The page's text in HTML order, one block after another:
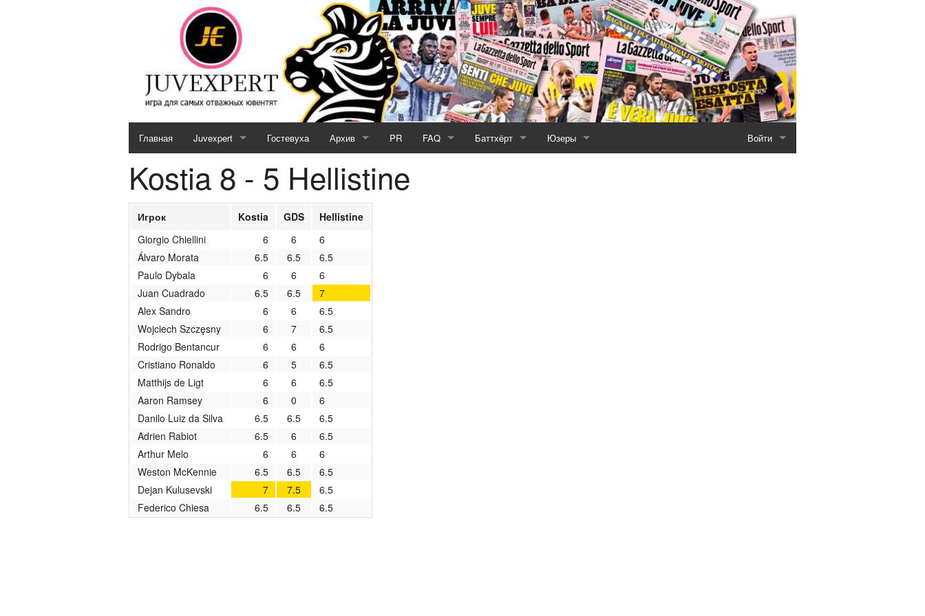
Главная Juvexpert
Serie A (2026 / 2027)
Кубок JE (2026 / 2027)
MotoGP & Biathlon
Новости кубков 2026-27
Гостевуха Архив
2025/2026
2024/2025
2022/2023
2020/2021
2018/2019
2017/2018
2015/2016
2014/2015
PR FAQ Баттхёрт Юзеры Войти
Kostia 8 - 5 Hellistine
Игрок Kostia GDS
Hellistine
Giorgio Chiellini
6 6
6
Álvaro Morata
6.5 6.5
6.5
Paulo Dybala
6 6
6
Juan Cuadrado
6.5 6.5
7
Alex Sandro
6 6
6.5
Wojciech Szczęsny
6 7
6.5
Rodrigo Bentancur
6 6
6
Cristiano Ronaldo
6 5
6.5
Matthijs de Ligt
6 6
6.5
Aaron Ramsey
6 0
6
Danilo Luiz da Silva
6.5 6.5
6.5
Adrien Rabiot
6.5 6
6.5
Arthur Melo
6 6
6
Weston McKennie
6.5 6.5
6.5
Dejan Kulusevski
7 7.5
6.5
Federico Chiesa
6.5 6.5 6.5